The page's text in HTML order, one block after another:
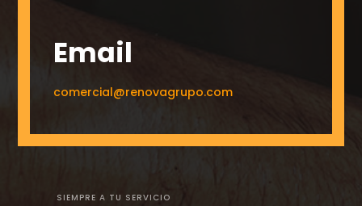
SIEMPRE A TU SERVICIO
Email
comercial@renovagrupo.com